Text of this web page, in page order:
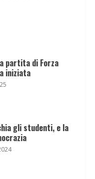
partita di Forza
iniziata
gli studenti, e la